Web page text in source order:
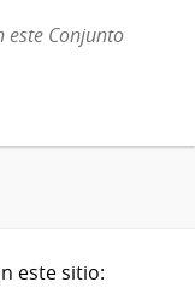
este Conjunto
este sitio: